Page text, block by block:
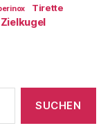
Tirette
Zielkugel